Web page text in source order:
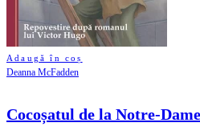
Adaugă în coș
Deanna McFadden
Cocoșatul de la Notre-Dame